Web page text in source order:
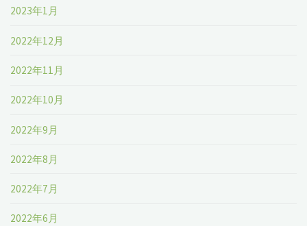
2023年1月
2022年12月
2022年11月
2022年10月
2022年9月
2022年8月
2022年7月
2022年6月